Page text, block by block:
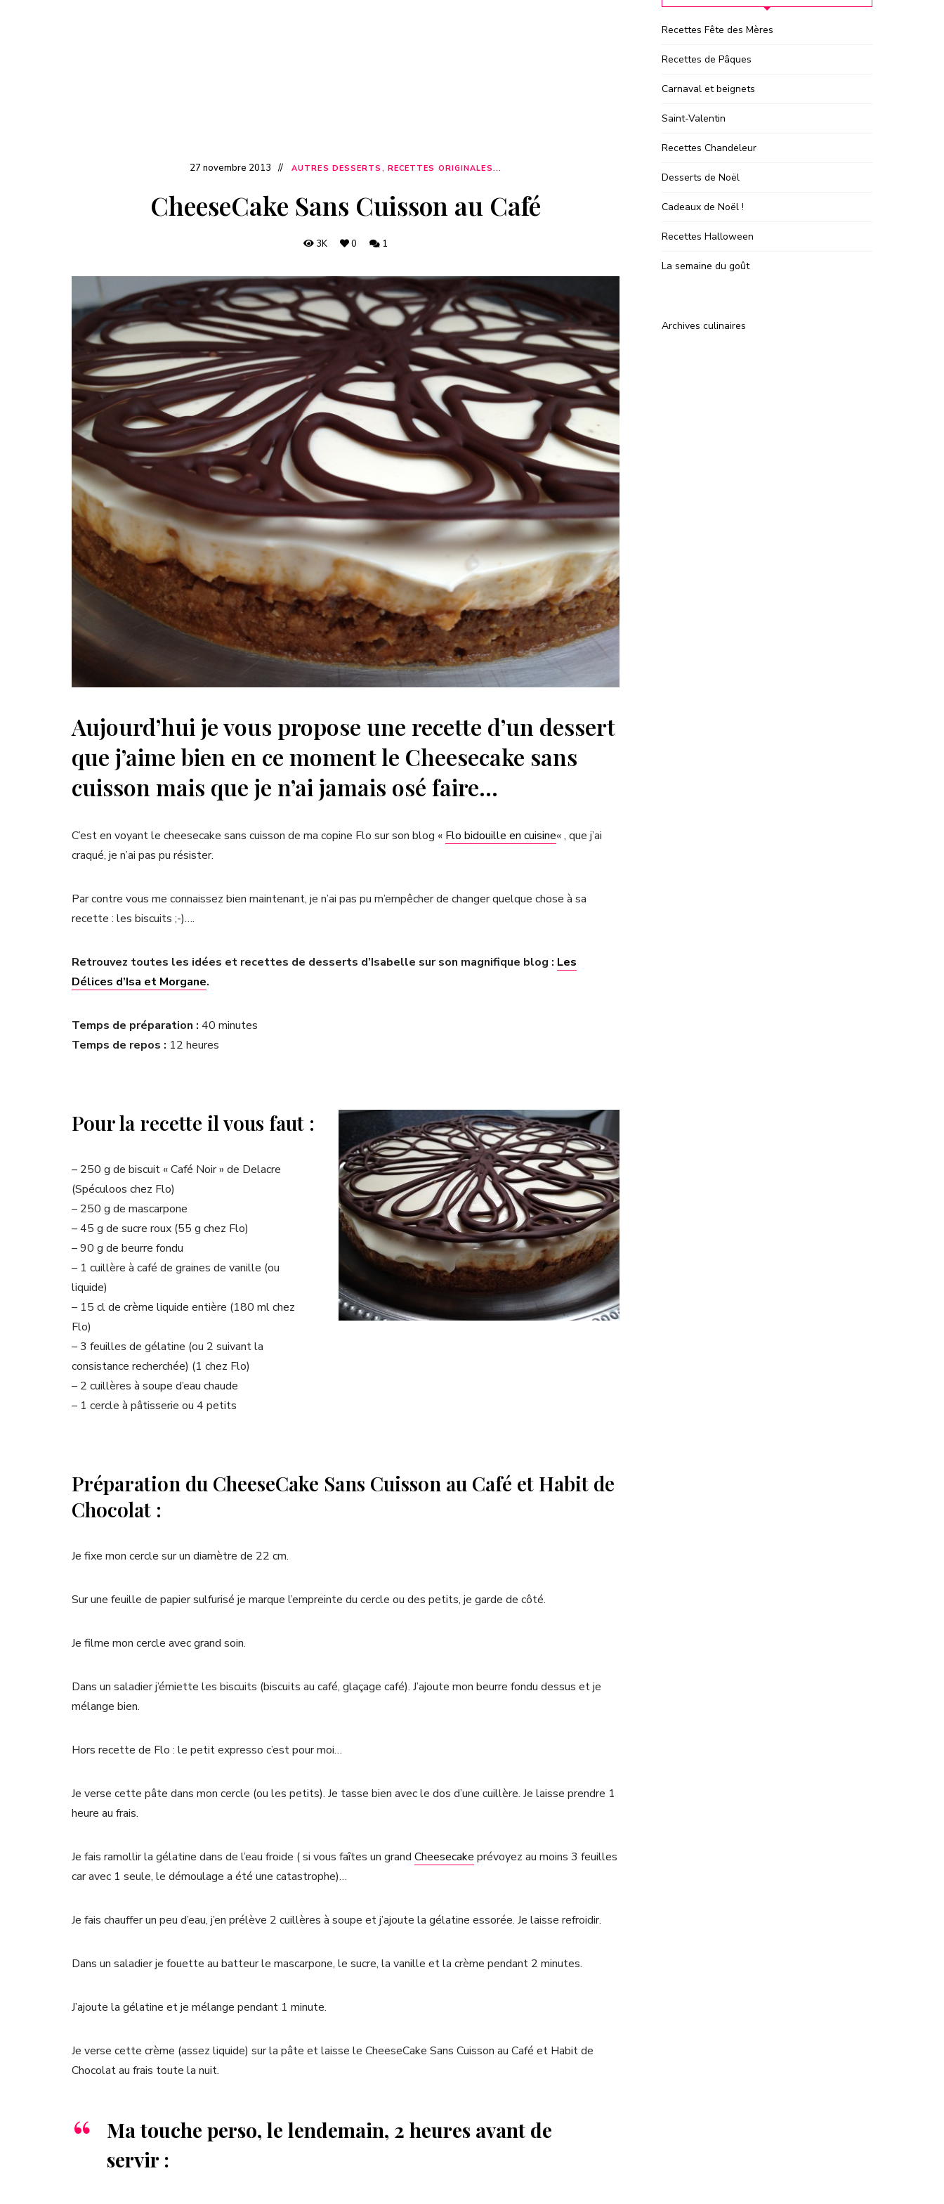
27 novembre 2013 AUTRES DESSERTS, RECETTES ORIGINALES...
CheeseCake Sans Cuisson au Café
3K 0 1
Aujourd’hui je vous propose une recette d’un dessert
que j’aime bien en ce moment le Cheesecake sans
cuisson mais que je n’ai jamais osé faire…
C’est en voyant le cheesecake sans cuisson de ma copine Flo sur son blog « Flo bidouille en cuisine« , que j’ai
craqué, je n’ai pas pu résister.
Par contre vous me connaissez bien maintenant, je n’ai pas pu m’empêcher de changer quelque chose à sa
recette : les biscuits ;-)….
Retrouvez toutes les idées et recettes de desserts d’Isabelle sur son magnifique blog : Les
Délices d’Isa et Morgane.
Temps de préparation : 40 minutes
Temps de repos : 12 heures
Pour la recette il vous faut :
– 250 g de biscuit « Café Noir » de Delacre
(Spéculoos chez Flo)
– 250 g de mascarpone
– 45 g de sucre roux (55 g chez Flo)
– 90 g de beurre fondu
– 1 cuillère à café de graines de vanille (ou
liquide)
– 15 cl de crème liquide entière (180 ml chez
Flo)
– 3 feuilles de gélatine (ou 2 suivant la
consistance recherchée) (1 chez Flo)
– 2 cuillères à soupe d’eau chaude
– 1 cercle à pâtisserie ou 4 petits
Préparation du CheeseCake Sans Cuisson au Café et Habit de
Chocolat :
Je fixe mon cercle sur un diamètre de 22 cm.
Sur une feuille de papier sulfurisé je marque l’empreinte du cercle ou des petits, je garde de côté.
Je filme mon cercle avec grand soin.
Dans un saladier j’émiette les biscuits (biscuits au café, glaçage café). J’ajoute mon beurre fondu dessus et je
mélange bien.
Hors recette de Flo : le petit expresso c’est pour moi…
Je verse cette pâte dans mon cercle (ou les petits). Je tasse bien avec le dos d’une cuillère. Je laisse prendre 1
heure au frais.
Je fais ramollir la gélatine dans de l’eau froide ( si vous faîtes un grand Cheesecake prévoyez au moins 3 feuilles
car avec 1 seule, le démoulage a été une catastrophe)…
Je fais chauffer un peu d’eau, j’en prélève 2 cuillères à soupe et j’ajoute la gélatine essorée. Je laisse refroidir.
Dans un saladier je fouette au batteur le mascarpone, le sucre, la vanille et la crème pendant 2 minutes.
J’ajoute la gélatine et je mélange pendant 1 minute.
Je verse cette crème (assez liquide) sur la pâte et laisse le CheeseCake Sans Cuisson au Café et Habit de
Chocolat au frais toute la nuit.
Ma touche perso, le lendemain, 2 heures avant de
servir :
Recettes Fête des Mères
Recettes de Pâques
Carnaval et beignets
Saint-Valentin
Recettes Chandeleur
Desserts de Noël
Cadeaux de Noël !
Recettes Halloween
La semaine du goût
Archives culinaires